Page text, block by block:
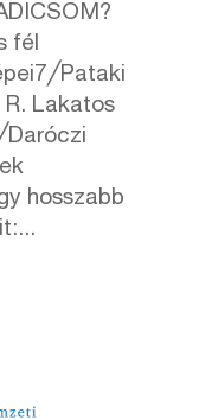
fél
Lakatos
hosszabb